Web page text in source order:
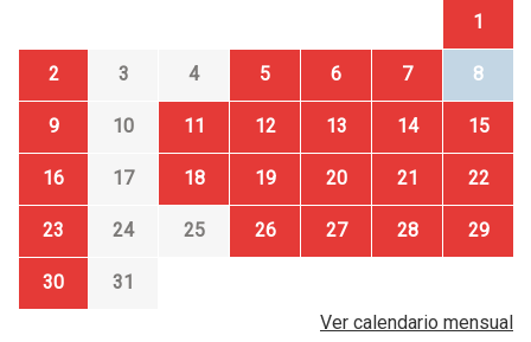
1
2 3 4 5 6 7 8
9 10 11 12 13 14 15
16 17 18 19 20 21 22
23 24 25 26 27 28 29
30
31
Ver calendario mensual